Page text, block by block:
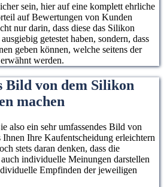
sein, hier auf eine komplett ehrliche
auf Bewertungen von Kunden
nur darin, dass diese das Silikon
getestet haben, sondern, dass
geben können, welche seitens der
werden.
Bild von dem Silikon
machen
also ein sehr umfassendes Bild von
Ihre Kaufentscheidung erleichtern
stets daran denken, dass die
individuelle Meinungen darstellen
Empfinden der jeweiligen